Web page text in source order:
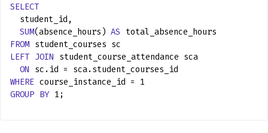
SELECT
student_id,
SUM(absence_hours) AS total_absence_hours
FROM student_courses sc
LEFT JOIN student_course_attendance sca
ON sc.id = sca.student_courses_id
WHERE course_instance_id = 1
GROUP BY 1;